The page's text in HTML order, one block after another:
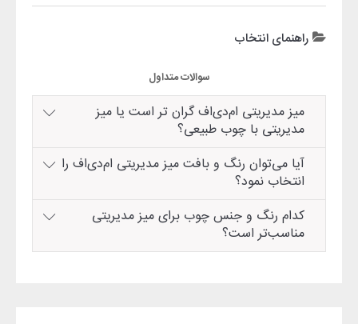
راهنمای انتخاب
سوالات متداول
میز مدیریتی ام‌دی‌اف گران تر است یا میز
مدیریتی با چوب طبیعی؟
آیا می‌توان رنگ و بافت میز مدیریتی ام‌دی‌اف را
انتخاب نمود؟
کدام رنگ و جنس چوب برای میز مدیریتی
مناسب‌تر است؟